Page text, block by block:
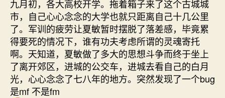
九月初，各大高校开学。拖着箱子来了这个古城城
市，自己心心念念的大学也就只距离自己十几公里
了。军训的疲劳让夏敏暂时摆脱了落差感，毕竟累
得要死的情况下，谁有功夫考虑所谓的灵魂寄托
啊。天知道，夏敏做了多大的思想斗争而终于坐上
了离开郊区，进城的公交车，进城去看自己的白月
光，心心念念了七八年的地方。突然发现了一个bug
是mf 不是fm